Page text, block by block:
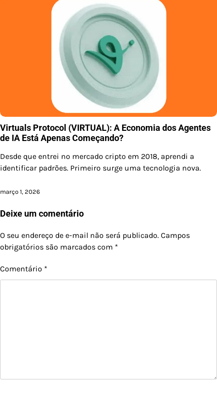
Virtuals Protocol (VIRTUAL): A Economia dos Agentes
de IA Está Apenas Começando?
Desde que entrei no mercado cripto em 2018, aprendi a
identificar padrões. Primeiro surge uma tecnologia nova.
março 1, 2026
Deixe um comentário
O seu endereço de e-mail não será publicado. Campos
obrigatórios são marcados com *
Comentário *